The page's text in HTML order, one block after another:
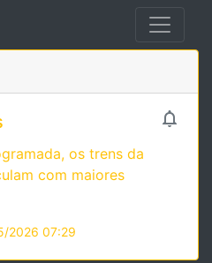

os trens da
com maiores
2026 07:29